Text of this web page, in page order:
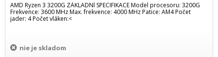
AMD Ryzen 3 3200G ZÁKLADNÍ SPECIFIKACE Model procesoru: 3200G
Frekvence: 3600 MHz Max. frekvence: 4000 MHz Patice: AM4 Počet
jader: 4 Počet vláken:<
nie je skladom